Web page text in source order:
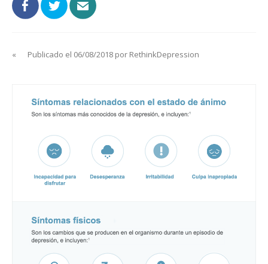
« Publicado el 06/08/2018 por RethinkDepression